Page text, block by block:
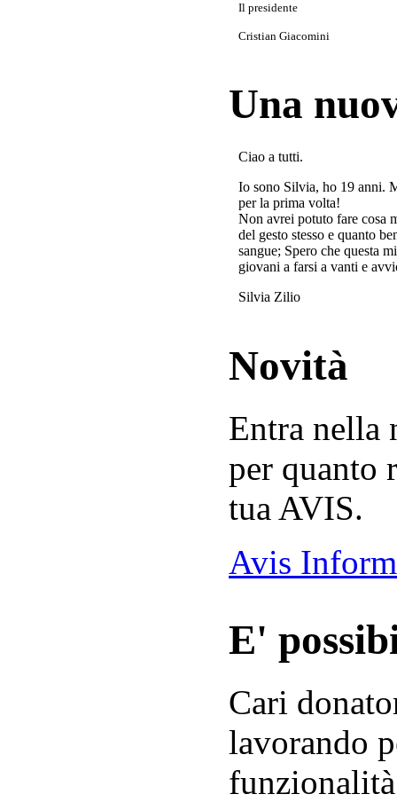
Il presidente
Cristian Giacomini
Una
Ciao a tutti.
Io sono Silvia, ho 19 anni.
per la prima volta!
Non avrei potuto fare cosa
del gesto stesso e quanto
sangue; Spero che questa
giovani a farsi a vanti e
Silvia Zilio
Novità
Entra nella
per quanto
tua AVIS.
Avis
E'
Cari
lavorando